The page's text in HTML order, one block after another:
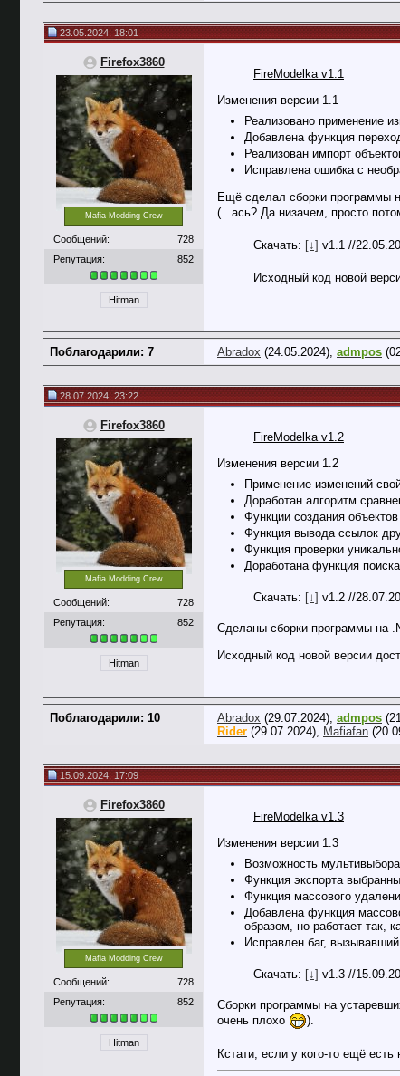
23.05.2024, 18:01
Firefox3860
Mafia Modding Crew
Сообщений:
728
Репутация:
852
Hitman
FireModelka v1.1
Изменения версии 1.1
Реализовано применение
Добавлена функция
Реализован импорт
Исправлена ошибка с
Ещё сделал сборки программы
(...ась? Да низачем, просто
Скачать: [↓] v1.1 //
Исходный код новой
Поблагодарили: 7 Abradox (24.05.2024), admpos
28.07.2024, 23:22
Firefox3860
Mafia Modding Crew
Сообщений:
728
Репутация:
852
Hitman
FireModelka v1.2
Изменения версии 1.2
Применение изменений
Доработан алгоритм
Функции создания
Функция вывода ссылок
Функция проверки
Доработана функция
Скачать: [↓] v1.2 //
Сделаны сборки программы на
Исходный код новой версии
Поблагодарили: 10 Abradox (29.07.2024), admpos
Rider (29.07.2024), Mafiafan
15.09.2024, 17:09
Firefox3860
Mafia Modding Crew
Сообщений:
728
Репутация:
852
Hitman
FireModelka v1.3
Изменения версии 1.3
Возможность
Функция экспорта
Функция массового
Добавлена функция
образом, но работает так,
Исправлен баг,
Скачать: [↓] v1.3 //
Сборки программы на
очень плохо
).
Кстати, если у кого-то ещё